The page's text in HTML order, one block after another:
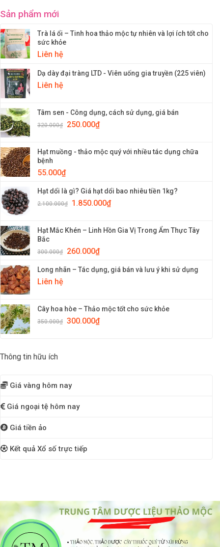
Sản phẩm mới
Trà lá ổi – Tinh hoa thảo mộc tự nhiên và lợi ích tốt cho
sức khỏe
Liên hệ
Dạ dày đại tràng LTD - Viên uống gia truyền (225 viên)
Liên hệ
Tâm sen - Công dụng, cách sử dụng, giá bán
320.000₫ 250.000₫
Hạt muồng - thảo mộc quý với nhiều tác dụng chữa
bệnh
55.000₫
Hạt dổi là gì? Giá hạt dổi bao nhiêu tiền 1kg?
2.100.000₫ 1.850.000₫
Hạt Mắc Khén – Linh Hồn Gia Vị Trong Ẩm Thực Tây
Bắc
300.000₫ 260.000₫
Long nhãn – Tác dụng, giá bán và lưu ý khi sử dụng
Liên hệ
Cây hoa hòe – Thảo mộc tốt cho sức khỏe
350.000₫ 300.000₫
Thông tin hữu ích
Giá vàng hôm nay
Giá ngoại tệ hôm nay
Giá tiền ảo
Kết quả Xổ số trực tiếp